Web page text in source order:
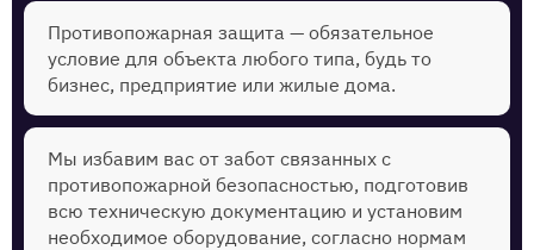
Противопожарная защита — обязательное
условие для объекта любого типа, будь то
бизнес, предприятие или жилые дома.
Мы избавим вас от забот связанных с
противопожарной безопасностью, подготовив
всю техническую документацию и установим
необходимое оборудование, согласно нормам